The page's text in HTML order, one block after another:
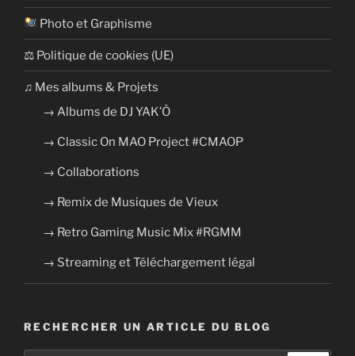
Photo et Graphisme
⚖ Politique de cookies (UE)
​​♫ Mes albums & Projets
→ Albums de DJ YAK’Ô
→ Classic On MAO Project #CMAOP
→ Collaborations
→ Remix de Musiques de Vieux
→ Retro Gaming Music Mix #RGMM
→ Streaming et Téléchargement légal
RECHERCHER UN ARTICLE DU BLOG